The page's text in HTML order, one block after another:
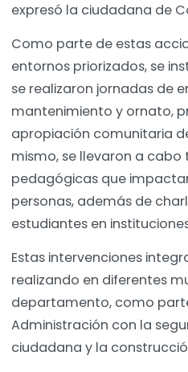
expresó la ciudadana de
Como parte de estas
entornos priorizados, se
se realizaron jornadas de
mantenimiento y ornato,
apropiación comunitaria
mismo, se llevaron a cabo
pedagógicas que
personas, además de
estudiantes en
Estas intervenciones
realizando en diferentes
departamento, como
Administración con la
ciudadana y la